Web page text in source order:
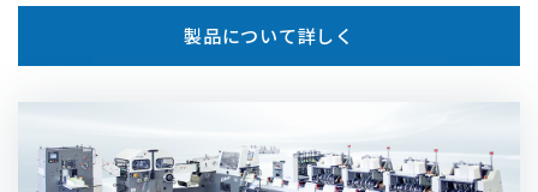
製品について詳しく